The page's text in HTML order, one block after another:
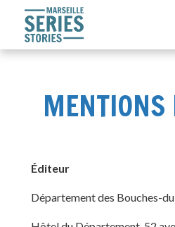
MENTIONS
Éditeur
Département des Bouches-